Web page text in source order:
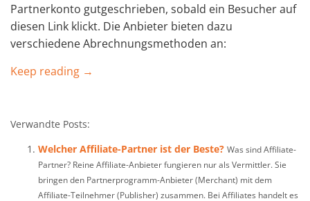
Partnerkonto gutgeschrieben, sobald ein Besucher auf
diesen Link klickt. Die Anbieter bieten dazu
verschiedene Abrechnungsmethoden an:
Keep reading →
Verwandte Posts:
Welcher Affiliate-Partner ist der Beste? Was sind Affiliate-
Partner? Reine Affiliate-Anbieter fungieren nur als Vermittler. Sie
bringen den Partnerprogramm-Anbieter (Merchant) mit dem
Affiliate-Teilnehmer (Publisher) zusammen. Bei Affiliates handelt es